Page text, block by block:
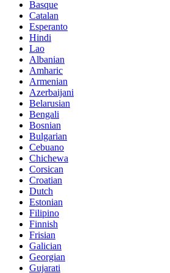
Basque
Catalan
Esperanto
Hindi
Lao
Albanian
Amharic
Armenian
Azerbaijani
Belarusian
Bengali
Bosnian
Bulgarian
Cebuano
Chichewa
Corsican
Croatian
Dutch
Estonian
Filipino
Finnish
Frisian
Galician
Georgian
Gujarati